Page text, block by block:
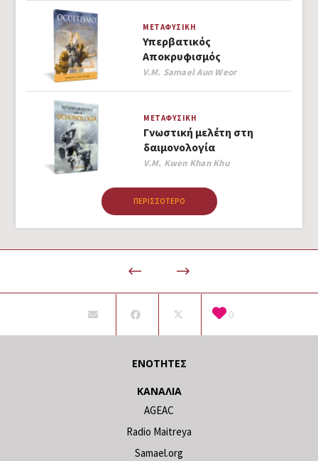
ΜΕΤΑΦΥΣΙΚΉ
Υπερβατικός
Αποκρυφισμός
Author
V.M. Samael Aun Weor
ΜΕΤΑΦΥΣΙΚΉ
Γνωστική μελέτη στη
δαιμονολογία
Author
V.M. Kwen Khan Khu
ΠΕΡΙΣΣΌΤΕΡΟ
0
ΕΝΌΤΗΤΕΣ
ΚΑΝΆΛΙΑ
AGEAC
Radio Maitreya
Samael.org